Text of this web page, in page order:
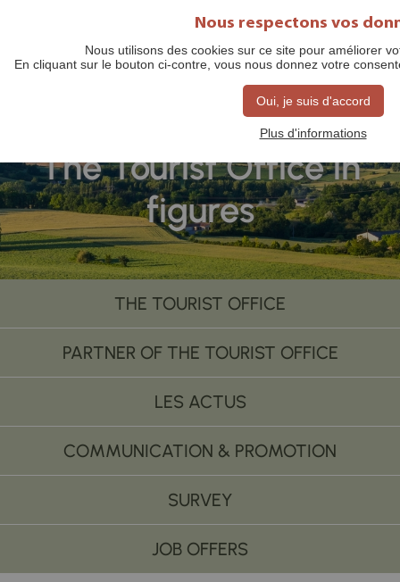
The Tourist Office in
figures
THE TOURIST OFFICE
PARTNER OF THE TOURIST OFFICE
LES ACTUS
COMMUNICATION & PROMOTION
SURVEY
JOB OFFERS
Nous respectons vos
Nous utilisons des cookies sur ce site pour améliorer
En cliquant sur le bouton ci-contre, vous nous donnez votre
Oui, je suis d'accord
Plus d'informations